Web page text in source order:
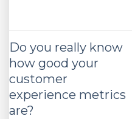
Do you really know
how good your
customer
experience metrics
are?